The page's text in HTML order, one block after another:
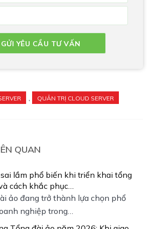
, QUẢN TRỊ CLOUD SERVER
QUAN
lầm phổ biến khi triển khai tổng
cách khắc phục…
ảo đang trở thành lựa chọn phổ
nghiệp trong…